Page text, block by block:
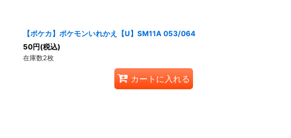
【ポケカ】ポケモンいれかえ【U】SM11A 053/064
50円(税込)
在庫数2枚
カートに入れる